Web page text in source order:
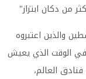
من دكان ابتزاز"
والذين اعتبروه
الوقت الذي يعيش
العالم،